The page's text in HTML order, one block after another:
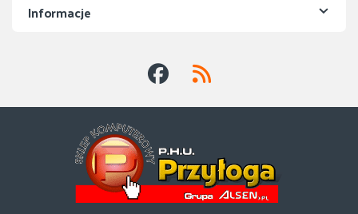
Informacje